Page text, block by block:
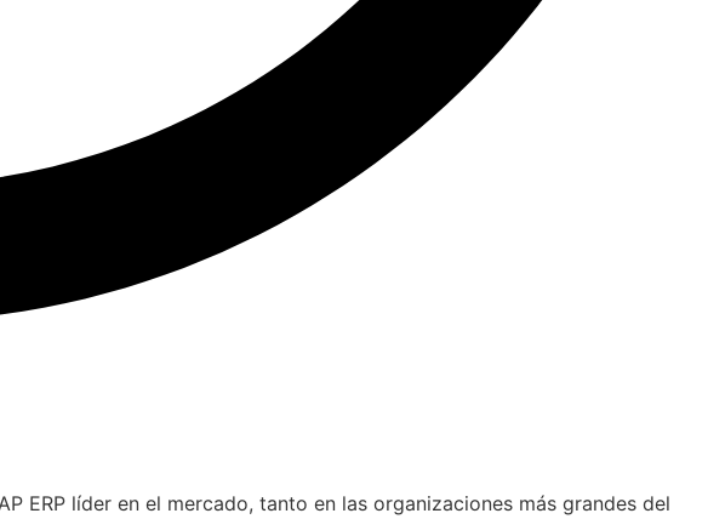
ERP líder en el mercado, tanto en las organizaciones más grandes del